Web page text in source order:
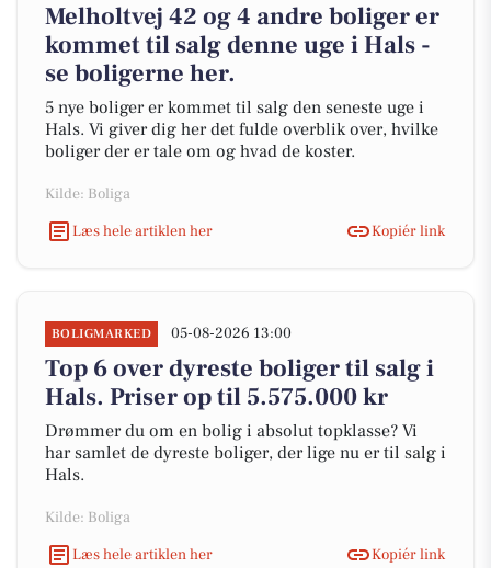
Melholtvej 42 og 4 andre boliger er
kommet til salg denne uge i Hals -
se boligerne her.
5 nye boliger er kommet til salg den seneste uge i
Hals. Vi giver dig her det fulde overblik over, hvilke
boliger der er tale om og hvad de koster.
Kilde: Boliga
Læs hele artiklen her
Kopiér link
BOLIGMARKED 05-08-2026 13:00
Top 6 over dyreste boliger til salg i
Hals. Priser op til 5.575.000 kr
Drømmer du om en bolig i absolut topklasse? Vi
har samlet de dyreste boliger, der lige nu er til salg i
Hals.
Kilde: Boliga
Læs hele artiklen her
Kopiér link